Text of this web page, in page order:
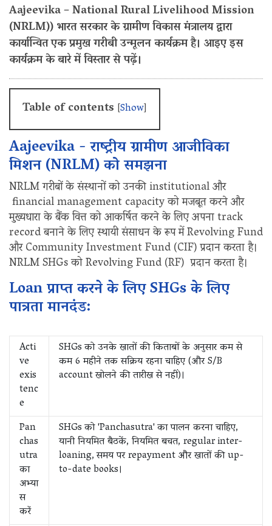
Aajeevika – National Rural Livelihood Mission
(NRLM)) भारत सरकार के ग्रामीण विकास मंत्रालय द्वारा
कार्यान्वित एक प्रमुख गरीबी उन्मूलन कार्यक्रम है। आइए इस
कार्यक्रम के बारे में विस्तार से पढ़ें।
Table of contents [Show]
Aajeevika - राष्ट्रीय ग्रामीण आजीविका
मिशन (NRLM) को समझना
NRLM गरीबों के संस्थानों को उनकी institutional और
financial management capacity को मजबूत करने और
मुख्यधारा के बैंक वित्त को आकर्षित करने के लिए अपना track
record बनाने के लिए स्थायी संसाधन के रूप में Revolving Fund
और Community Investment Fund (CIF) प्रदान करता है।
NRLM SHGs को Revolving Fund (RF) प्रदान करता है।
Loan प्राप्त करने के लिए SHGs के लिए
पात्रता मानदंड:
Acti
ve
exis
tenc
e
SHGs को उनके खातों की किताबों के अनुसार कम से
कम 6 महीने तक सक्रिय रहना चाहिए (और S/B
account खोलने की तारीख से नहीं)।
Pan
chas
utra
का
अभ्या
स
करें
SHGs को 'Panchasutra' का पालन करना चाहिए,
यानी नियमित बैठकें, नियमित बचत, regular inter-
loaning, समय पर repayment और खातों की up-
to-date books।